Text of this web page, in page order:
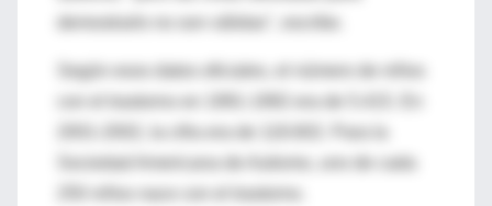
Según esos datos oficiales, el número de niños